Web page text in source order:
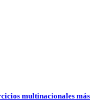
multinacionales más